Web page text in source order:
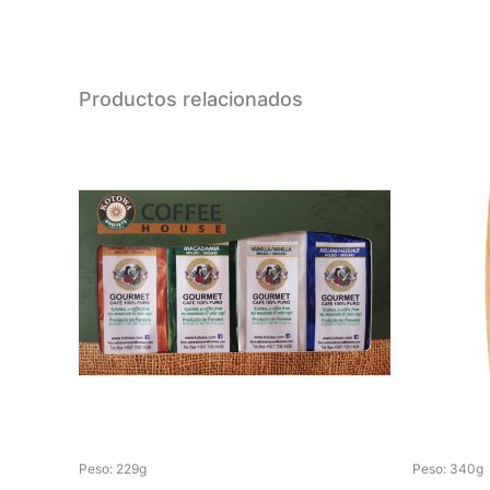
Productos relacionados
Peso: 229g Peso: 340g